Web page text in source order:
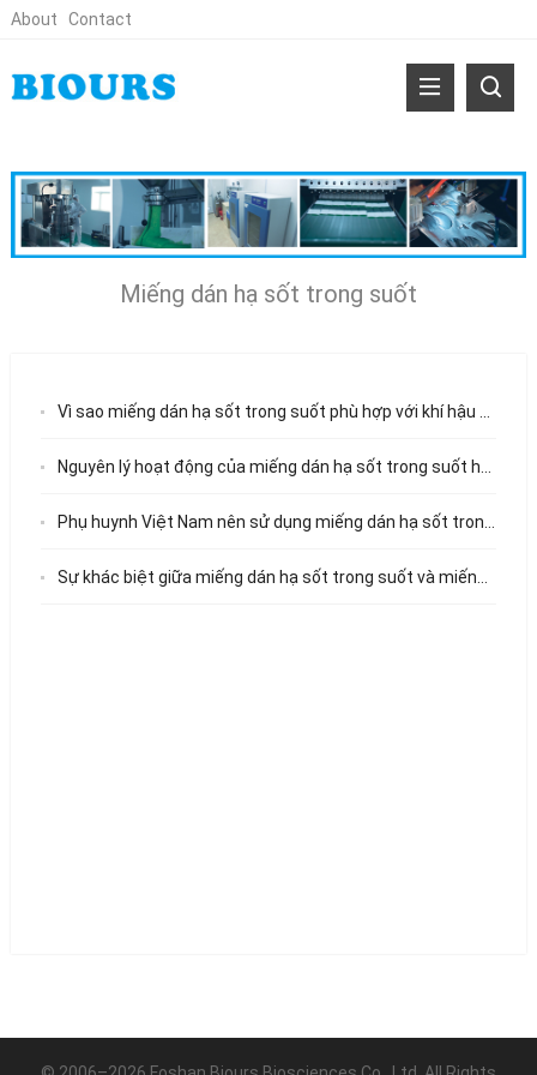
About Contact
Miếng dán hạ sốt trong suốt
Vì sao miếng dán hạ sốt trong suốt phù hợp với khí hậu nhiệt đới tại Việt Nam?
Nguyên lý hoạt động của miếng dán hạ sốt trong suốt hai lớp gel
Phụ huynh Việt Nam nên sử dụng miếng dán hạ sốt trong suốt cho trẻ em như thế nào?
Sự khác biệt giữa miếng dán hạ sốt trong suốt và miếng dán hạ sốt truyền thống là gì?